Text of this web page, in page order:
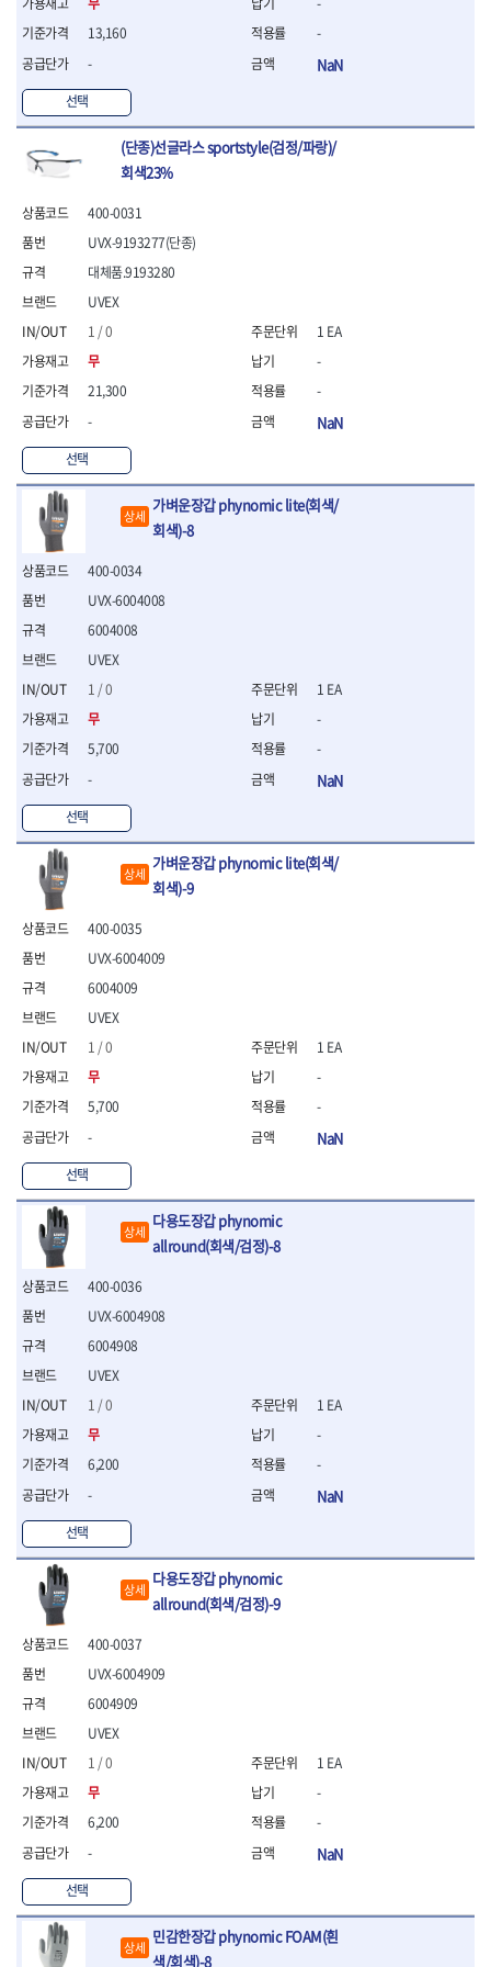
- 방폭T렌치
- 방폭드라이버
- 방폭펀치
- 절연포지비트소켓
철공공구
- 볼트커터
- 핸드볼트커터
- 클램프
- 빠루망치
- 볼핀망치
- 함마망치
- 도끼
- 망치헤드
- 판금망치
- 나일론무반동망치
- 핀펀치
- 센타펀치
- 핀펀치세트
- 펀치세트
- 톱대
- 용접용품
- 철공끌
원예.사무용품
- 커터칼
- 전지가위
- 접톱
- 목공톱
- 다목적가위
- 휠메저
- 마킹
연마용품
- 조줄
- 목공용줄
- 조줄세트
- 판금줄홀더
- 공구함
- 탑체스터
- 플라스틱이동공구함
- 공구가방
기타 작업공구
- 헤라
- 케이스
- 고정링/링
- 핀
13,160
-
선택
-
NaN
(단종)선글라스 sportstyle(검정/파랑)/
회색23%
400-0031
UVEX
1 / 0
무
21,300
-
선택
UVX-9193277(단종)
대체품.9193280
1 EA
-
-
NaN
상세
가벼운장갑 phynomic lite(회색/
회색)-8
400-0034
UVEX
1 / 0
무
5,700
-
선택
UVX-6004008
6004008
1 EA
-
-
NaN
상세
가벼운장갑 phynomic lite(회색/
회색)-9
400-0035
UVEX
1 / 0
무
5,700
-
선택
UVX-6004009
6004009
1 EA
-
-
NaN
상세
다용도장갑 phynomic
allround(회색/검정)-8
400-0036
UVEX
1 / 0
무
6,200
-
선택
UVX-6004908
6004908
1 EA
-
-
NaN
상세
다용도장갑 phynomic
allround(회색/검정)-9
400-0037
UVEX
1 / 0
무
6,200
-
선택
UVX-6004909
6004909
1 EA
-
-
NaN
상세
민감한장갑 phynomic FOAM(흰
색/회색)-8